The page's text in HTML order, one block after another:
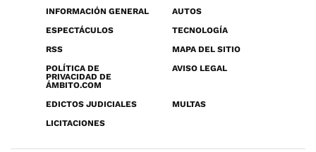
INFORMACIÓN GENERAL
AUTOS
ESPECTÁCULOS
TECNOLOGÍA
RSS
MAPA DEL SITIO
POLÍTICA DE
PRIVACIDAD DE
ÁMBITO.COM
AVISO LEGAL
EDICTOS JUDICIALES
MULTAS
LICITACIONES